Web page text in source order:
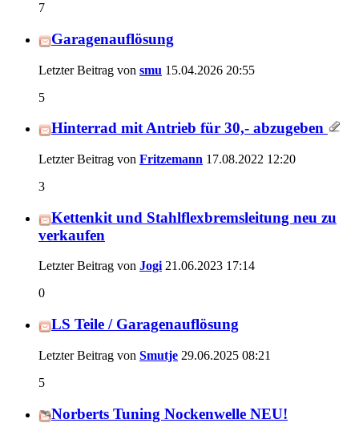
7
Garagenauflösung
Letzter Beitrag von smu 15.04.2026 20:55
5
Hinterrad mit Antrieb für 30,- abzugeben
Letzter Beitrag von Fritzemann 17.08.2022 12:20
3
Kettenkit und Stahlflexbremsleitung neu zu
verkaufen
Letzter Beitrag von Jogi 21.06.2023 17:14
0
LS Teile / Garagenauflösung
Letzter Beitrag von Smutje 29.06.2025 08:21
5
Norberts Tuning Nockenwelle NEU!